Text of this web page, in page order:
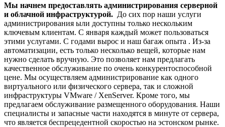
Мы начнем предоставлять администрирования серверной
и облачной инфраструктурой. До сих пор наши услуги
администрирования ыли доступны только нескольким
ключевым клиентам. С января каждый может пользоваться
этими услугами. С годами вырос и наш багаж опыта . Из-за
автоматизации, есть только несколько вещей, которые нам
нужно сделать вручную. Это позволяет нам предлагать
качественное обслуживание по очень конкурентоспособной
цене. Мы осуществляем администрирование как одного
виртуального или физического сервера, так и сложной
инфраструктуры VMware / XenServer. Кроме того, мы
предлагаем обслуживание размещенного оборудования. Наши
специалисты и запасные части находятся в минуте от сервера,
что является беспрецедентной скоростью на эстонском рынке.